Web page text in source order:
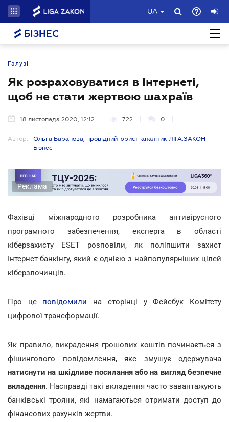
UA
БІЗНЕС
Галузі
Як розраховуватися в Інтернеті,
щоб не стати жертвою шахраїв
18 листопада 2020, 12:12 722 0
Автор:
Ольга Баранова, провідний юрист-аналітик ЛІГА:ЗАКОН
Бізнес
Реклама
Фахівці міжнародного розробника антивірусного
програмного забезпечення, експерта в області
кіберзахисту ESET розповіли, як поліпшити захист
Інтернет-банкінгу, який є однією з найпопулярніших цілей
кіберзлочинців.
Про це повідомили на сторінці у Фейсбук Комітету
цифрової трансформації.
Як правило, викрадення грошових коштів починається з
фішингового повідомлення, яке змушує одержувача
натиснути на шкідливе посилання або на вигляд безпечне
вкладення. Насправді такі вкладення часто завантажують
банківські трояни, які намагаються отримати доступ до
фінансових рахунків жертви.